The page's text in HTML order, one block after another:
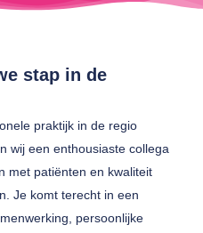
stap in de
praktijk in de regio
wij een enthousiaste collega
met patiënten en kwaliteit
Je komt terecht in een
persoonlijke